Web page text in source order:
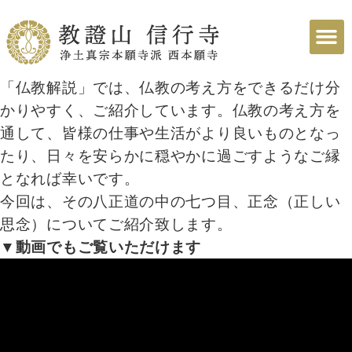
「仏教解説」では、仏教の考え方をできるだけ分
かりやすく、ご紹介しています。仏教の考え方を
通して、皆様の仕事や生活がより良いものとなっ
たり、日々を安らかに穏やかに過ごすようなご縁
となれば幸いです。
今回は、その八正道の中の七つ目、正念（正しい
思念）についてご紹介致します。
▼動画でもご覧いただけます